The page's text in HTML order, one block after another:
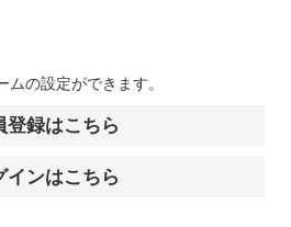
の設定ができます。
登録はこちら
インはこちら